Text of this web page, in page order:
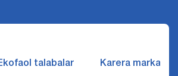
talabalar Karera markazi